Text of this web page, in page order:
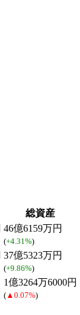
総資産
46億6159万円
(+4.31%)
37億5323万円
(+9.86%)
1億3264万6000円
( ▲0.07%)